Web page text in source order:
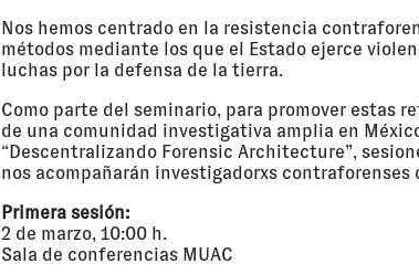
Nos hemos centrado en la resistencia
métodos mediante los que el Estado ejerce
luchas por la defensa de la tierra.
Como parte del seminario, para promover estas
de una comunidad investigativa amplia en
“Descentralizando Forensic Architecture”,
nos acompañarán investigadorxs contraforenses
Primera sesión:
2 de marzo, 10:00 h.
Sala de conferencias MUAC